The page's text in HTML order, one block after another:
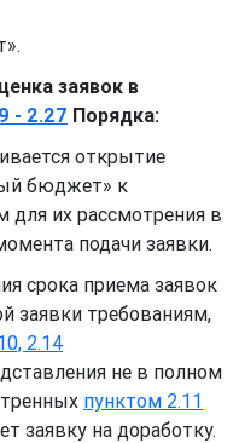
заявок в
- 2.27 Порядка:
открытие
бюджет» к
для их рассмотрения в
подачи заявки.
срока приема заявок
заявки требованиям,
2.14
не в полном
пунктом 2.11
заявку на доработку.